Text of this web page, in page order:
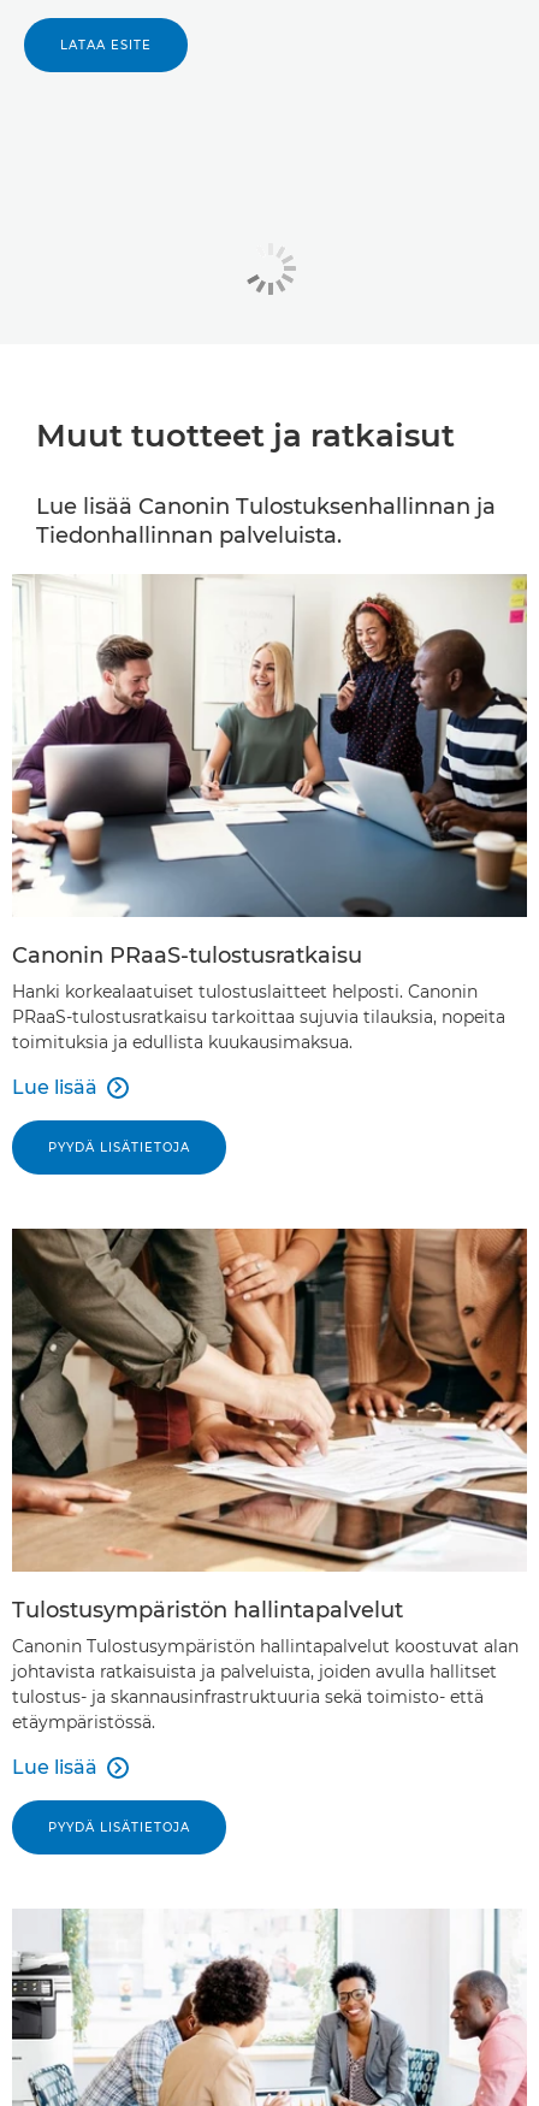
LATAA ESITE
Muut tuotteet ja ratkaisut
Lue lisää Canonin Tulostuksenhallinnan ja
Tiedonhallinnan palveluista.
Canonin PRaaS-tulostusratkaisu
Hanki korkealaatuiset tulostuslaitteet helposti. Canonin
PRaaS-tulostusratkaisu tarkoittaa sujuvia tilauksia, nopeita
toimituksia ja edullista kuukausimaksua.
Lue lisää 
PYYDÄ LISÄTIETOJA
Tulostusympäristön hallintapalvelut
Canonin Tulostusympäristön hallintapalvelut koostuvat alan
johtavista ratkaisuista ja palveluista, joiden avulla hallitset
tulostus- ja skannausinfrastruktuuria sekä toimisto- että
etäympäristössä.
Lue lisää 
PYYDÄ LISÄTIETOJA